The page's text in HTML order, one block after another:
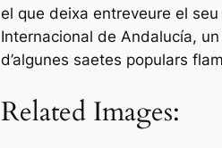
el que deixa entreveure el
Internacional de Andalucía,
d’algunes saetes populars
Related Images: